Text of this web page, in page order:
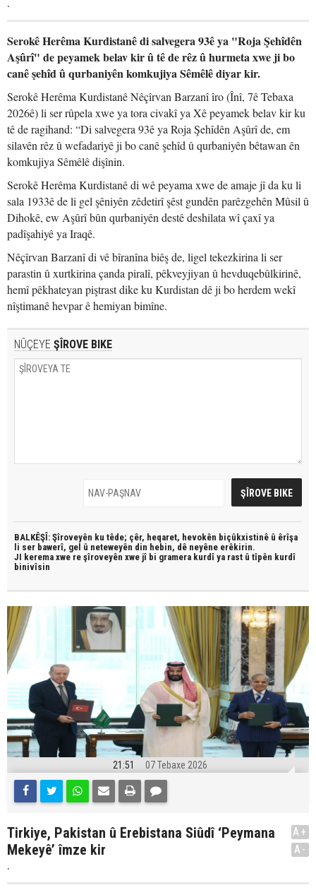
Serokê Herêma Kurdistanê di salvegera 93ê ya "Roja Şehîdên
Aşûrî" de peyamek belav kir û tê de rêz û hurmeta xwe ji bo
canê şehîd û qurbaniyên komkujiya Sêmêlê diyar kir.
Serokê Herêma Kurdistanê Nêçîrvan Barzanî îro (Înî, 7ê Tebaxa
2026ê) li ser rûpela xwe ya tora civakî ya Xê peyamek belav kir ku
tê de ragihand: “Di salvegera 93ê ya Roja Şehîdên Aşûrî de, em
silavên rêz û wefadariyê ji bo canê şehîd û qurbaniyên bêtawan ên
komkujiya Sêmêlê dişînin.
Serokê Herêma Kurdistanê di wê peyama xwe de amaje jî da ku li
sala 1933ê de li gel şêniyên zêdetirî şêst gundên parêzgehên Mûsil û
Dihokê, ew Aşûrî bûn qurbaniyên destê deshilata wî çaxî ya
padîşahiyê ya Iraqê.
Nêçîrvan Barzanî di vê bîranîna biêş de, ligel tekezkirina li ser
parastin û xurtkirina çanda piralî, pêkveyjiyan û hevduqebûlkirinê,
hemî pêkhateyan piştrast dike ku Kurdistan dê ji bo herdem wekî
nîştimanê hevpar ê hemiyan bimîne.
NÛÇEYE ŞÎROVE BIKE
BALKÊŞÎ: Şîroveyên ku têde; çêr, heqaret, hevokên biçûkxistinê û êrîşa
li ser bawerî, gel û neteweyên din hebin, dê neyêne erêkirin.
JI kerema xwe re şîroveyên xwe jî bi gramera kurdî ya rast û tîpên kurdî
binivîsin
21:51 07 Tebaxe 2026
Tirkiye, Pakistan û Erebistana Siûdî ‘Peymana
Mekeyê’ îmze kir
.
A+
A-